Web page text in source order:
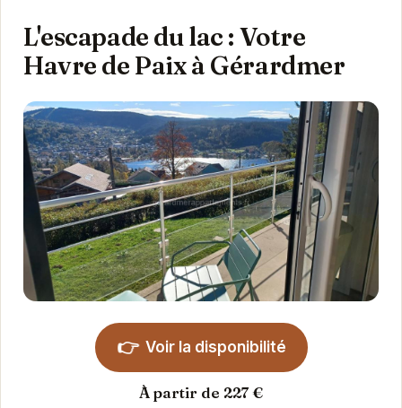
L'escapade du lac : Votre
Havre de Paix à Gérardmer
👉 Voir la disponibilité
À partir de 227 €